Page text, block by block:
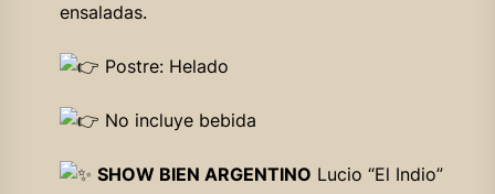
ensaladas.
Postre: Helado
No incluye bebida
SHOW BIEN ARGENTINO Lucio “El Indio”